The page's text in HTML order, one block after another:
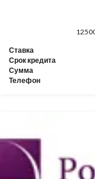
Ставка
Срок кредита
Сумма
Телефон